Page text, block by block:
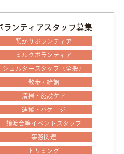
ランティアスタッフ募集
預かりボランティア
ミルクボランティア
シェルタースタッフ（全般）
散歩・給餌
清掃・施設ケア
運搬・バケージ
譲渡会等イベントスタッフ
事務関連
トリミング